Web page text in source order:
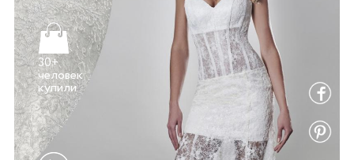
30+
человек
купили